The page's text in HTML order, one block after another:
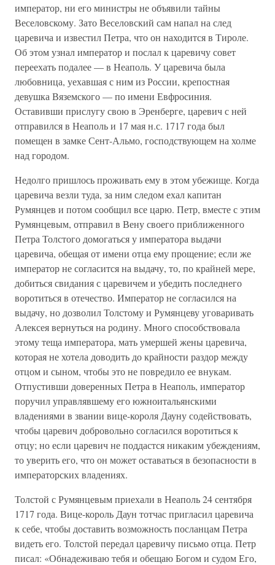
император, ни его министры не объявили тайны
Веселовскому. Зато Веселовский сам напал на след
царевича и известил Петра, что он находится в Тироле.
Об этом узнал император и послал к царевичу совет
переехать подалее — в Неаполь. У царевича была
любовница, уехавшая с ним из России, крепостная
девушка Вяземского — по имени Евфросиния.
Оставивши прислугу свою в Эренберге, царевич с ней
отправился в Неаполь и 17 мая н.с. 1717 года был
помещен в замке Сент-Альмо, господствующем на холме
над городом.
Недолго пришлось проживать ему в этом убежище. Когда
царевича везли туда, за ним следом ехал капитан
Румянцев и потом сообщил все царю. Петр, вместе с этим
Румянцевым, отправил в Вену своего приближенного
Петра Толстого домогаться у императора выдачи
царевича, обещая от имени отца ему прощение; если же
император не согласится на выдачу, то, по крайней мере,
добиться свидания с царевичем и убедить последнего
воротиться в отечество. Император не согласился на
выдачу, но дозволил Толстому и Румянцеву уговаривать
Алексея вернуться на родину. Много способствовала
этому теща императора, мать умершей жены царевича,
которая не хотела доводить до крайности раздор между
отцом и сыном, чтобы это не повредило ее внукам.
Отпустивши доверенных Петра в Неаполь, император
поручил управлявшему его южноитальянскими
владениями в звании вице-короля Дауну содействовать,
чтобы царевич добровольно согласился воротиться к
отцу; но если царевич не поддастся никаким убеждениям,
то уверить его, что он может оставаться в безопасности в
императорских владениях.
Толстой с Румянцевым приехали в Неаполь 24 сентября
1717 года. Вице-король Даун тотчас пригласил царевича
к себе, чтобы доставить возможность посланцам Петра
видеть его. Толстой передал царевичу письмо отца. Петр
писал: «Обнадеживаю тебя и обещаю Богом и судом Его,